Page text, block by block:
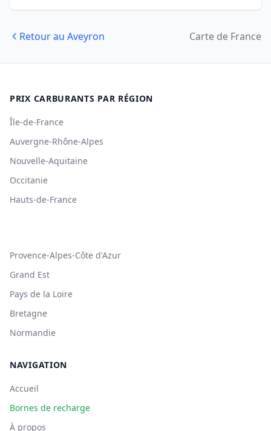
Retour au Aveyron Carte de France
PRIX CARBURANTS PAR RÉGION
Île-de-France
Auvergne-Rhône-Alpes
Nouvelle-Aquitaine
Occitanie
Hauts-de-France
Provence-Alpes-Côte d'Azur
Grand Est
Pays de la Loire
Bretagne
Normandie
NAVIGATION
Accueil
Bornes de recharge
À propos